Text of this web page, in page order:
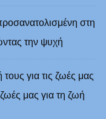
στη
την ψυχή
για τις ζωές μας
μας για τη ζωή